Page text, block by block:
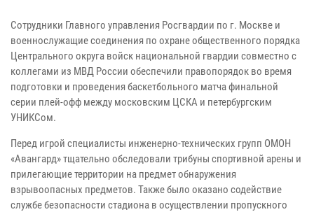
Сотрудники Главного управления Росгвардии по г. Москве и
военнослужащие соединения по охране общественного порядка
Центрального округа войск национальной гвардии совместно с
коллегами из МВД России обеспечили правопорядок во время
подготовки и проведения баскетбольного матча финальной
серии плей-офф между московским ЦСКА и петербургским
УНИКСом.
Перед игрой специалисты инженерно-технических групп ОМОН
«Авангард» тщательно обследовали трибуны спортивной арены и
прилегающие территории на предмет обнаружения
взрывоопасных предметов. Также было оказано содействие
службе безопасности стадиона в осуществлении пропускного